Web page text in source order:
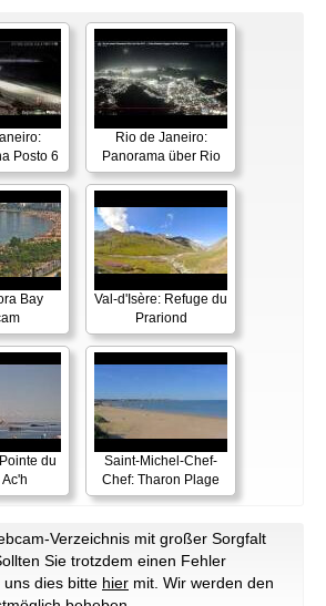
Posto 6
Rio de Janeiro:
Panorama über Rio
Bay
Val-d'Isère: Refuge du
Prariond
du
Saint-Michel-Chef-
Chef: Tharon Plage
Verzeichnis mit großer Sorgfalt
Sie trotzdem einen Fehler
uns dies bitte hier mit. Wir werden den